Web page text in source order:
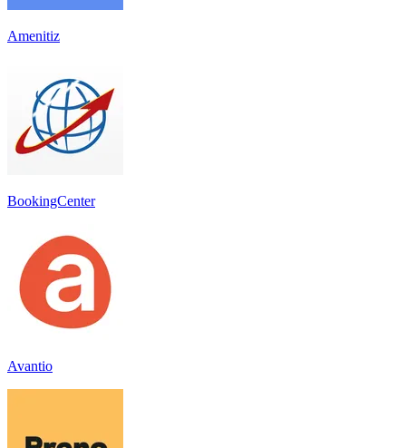
Amenitiz
BookingCenter
Avantio